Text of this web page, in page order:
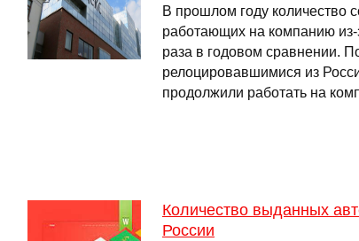
В прошлом году количество
работающих на компанию из-
раза в годовом сравнении.
релоцировавшимися из
продолжили работать на
Количество выданных
России